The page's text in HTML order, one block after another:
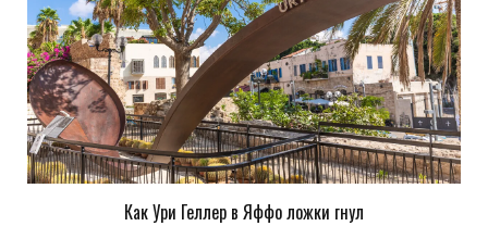
Как Ури Геллер в Яффо ложки гнул